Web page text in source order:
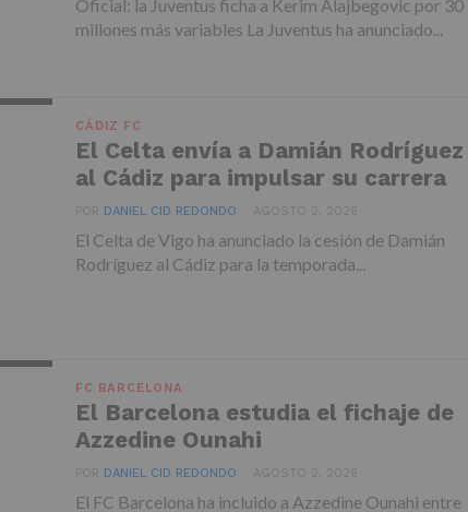
Oficial: la Juventus ficha a Kerim Alajbegovic por 30
millones más variables La Juventus ha anunciado...
CÁDIZ FC
El Celta envía a Damián Rodríguez
al Cádiz para impulsar su carrera
POR DANIEL CID REDONDO AGOSTO 2, 2026
El Celta de Vigo ha anunciado la cesión de Damián
Rodríguez al Cádiz para la temporada...
FC BARCELONA
El Barcelona estudia el fichaje de
Azzedine Ounahi
POR DANIEL CID REDONDO AGOSTO 2, 2026
El FC Barcelona ha incluido a Azzedine Ounahi entre